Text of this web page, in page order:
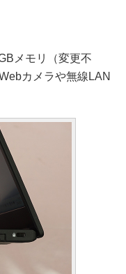
メモリ（変更不
カメラや無線LAN